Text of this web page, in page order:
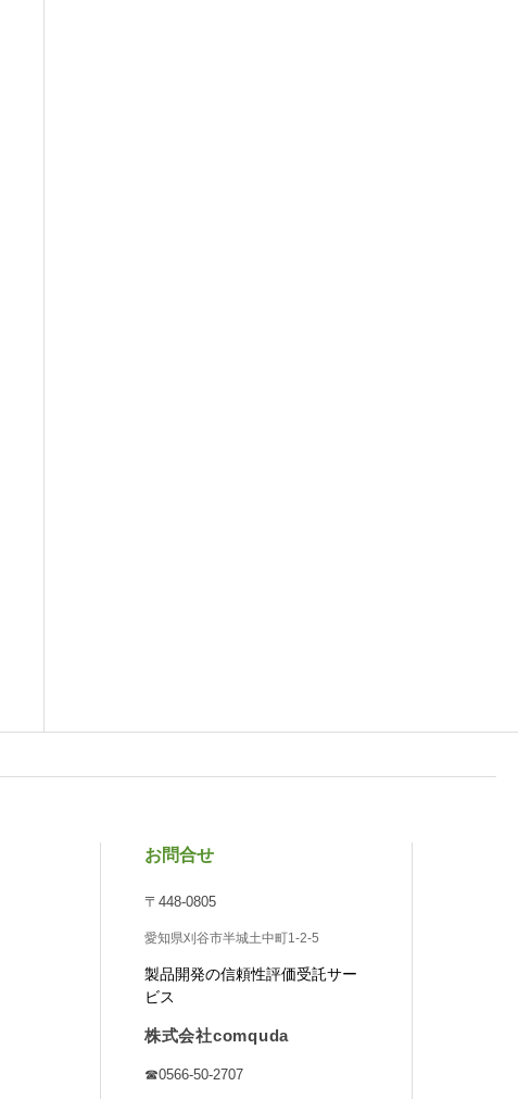
お問合せ
〒448-0805
愛知県刈谷市半城土中町1-2-5
製品開発の信頼性評価受託サー
ビス
株式会社comquda
☎0566-50-2707